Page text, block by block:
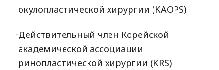
окулопластической хирургии (KAOPS)
Действительный член Корейской
академической ассоциации
ринопластической хирургии (KRS)